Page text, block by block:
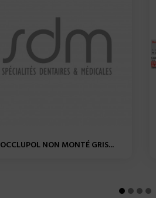
OCCLUPOL NON MONTÉ GRIS...